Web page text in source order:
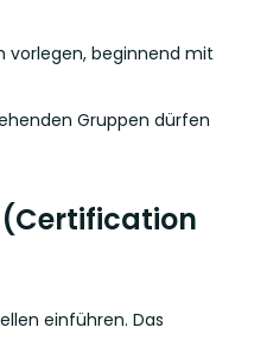
vorlegen, beginnend mit
Gruppen dürfen
(Certification
einführen. Das